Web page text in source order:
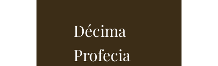
Décima
Profecia